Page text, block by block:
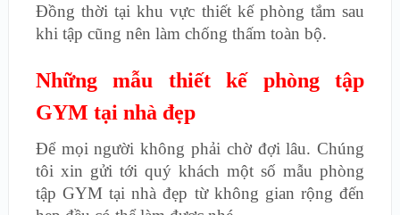
Đồng thời tại khu vực thiết kế phòng tắm sau
khi tập cũng nên làm chống thấm toàn bộ.
Những mẫu thiết kế phòng tập
GYM tại nhà đẹp
Để mọi người không phải chờ đợi lâu. Chúng
tôi xin gửi tới quý khách một số mẫu phòng
tập GYM tại nhà đẹp từ không gian rộng đến